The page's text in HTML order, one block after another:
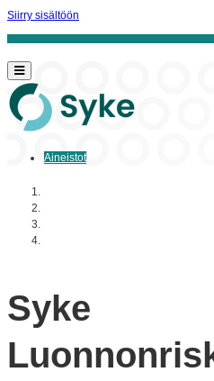
Siirry sisältöön
Aineistot
Syke